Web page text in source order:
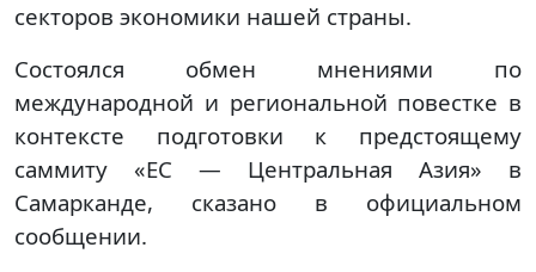
секторов экономики нашей страны.
Состоялся обмен мнениями по
международной и региональной повестке в
контексте подготовки к предстоящему
саммиту «ЕС — Центральная Азия» в
Самарканде, сказано в официальном
сообщении.